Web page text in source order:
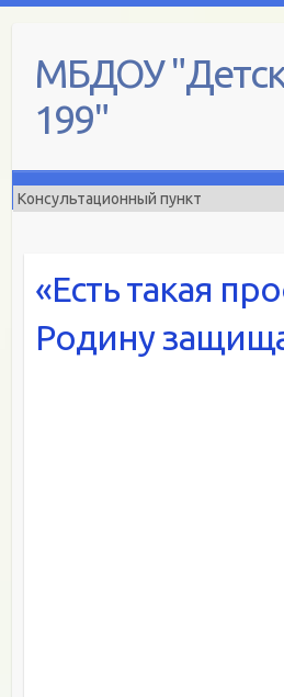
contentМБДОУ
199"
«Есть такая
Родину